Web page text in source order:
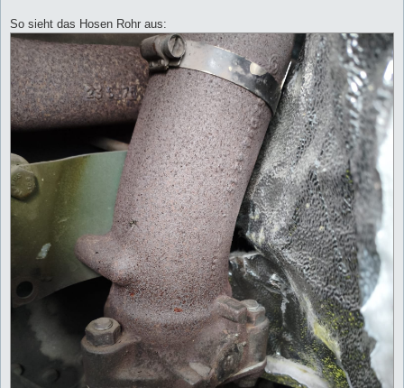
So sieht das Hosen Rohr aus: